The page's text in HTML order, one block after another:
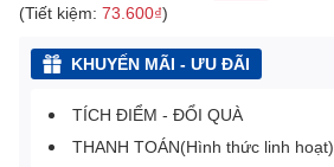
(Tiết kiệm: 73.600₫)
KHUYẾN MÃI - ƯU ĐÃI
TÍCH ĐIỂM - ĐỔI QUÀ
THANH TOÁN(Hình thức linh hoạt)